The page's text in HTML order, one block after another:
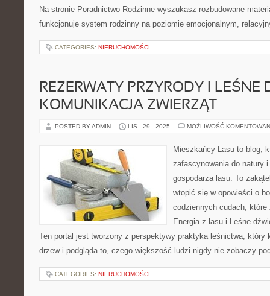
Na stronie Poradnictwo Rodzinne wyszukasz rozbudowane
funkcjonuje system rodzinny na poziomie emocjonalnym,
CATEGORIES: NIERUCHOMOŚCI
REZERWATY PRZYRODY I LEŚNE
KOMUNIKACJA ZWIERZĄT
POSTED BY ADMIN LIS - 29 - 2025 MOŻLIWOŚĆ
Mieszkańcy Lasu to blog,
zafascynowania do natury
gospodarza lasu. To
wtopić się w opowieści o
codziennych cudach, które
Energia z lasu i Leśne
Ten portal jest tworzony z perspektywy praktyka leśnictwa, który
drzew i podgląda to, czego większość ludzi nigdy nie zobaczy
CATEGORIES: NIERUCHOMOŚCI